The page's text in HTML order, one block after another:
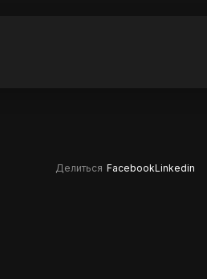
Делиться FacebookLinkedin